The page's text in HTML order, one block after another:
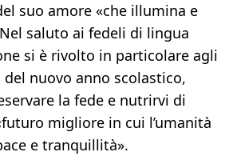
suo amore «che illumina e
saluto ai fedeli di lingua
si è rivolto in particolare agli
del nuovo anno scolastico,
la fede e nutrirvi di
migliore in cui l’umanità
e tranquillità».